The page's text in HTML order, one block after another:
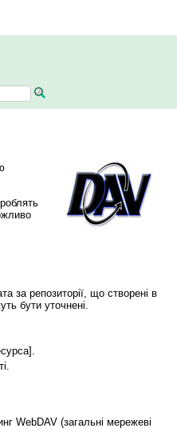
за репозиторії, що створені в
бути уточнені.
WebDAV (загальні мережеві